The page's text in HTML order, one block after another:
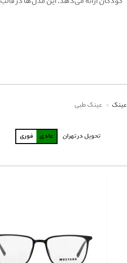
تحویل در تهران عادی فوری
عینک عینک طبی